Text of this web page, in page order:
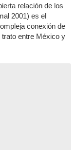
relación de los
2001) es el
conexión de
entre México y